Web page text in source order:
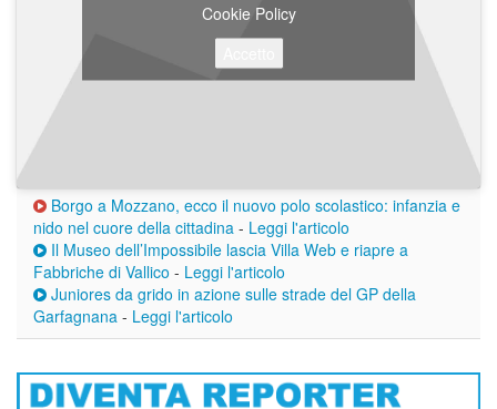
Cookie Policy
Borgo a Mozzano, ecco il nuovo polo scolastico: infanzia e
nido nel cuore della cittadina - Leggi l'articolo
Il Museo dell’Impossibile lascia Villa Web e riapre a
Fabbriche di Vallico - Leggi l'articolo
Juniores da grido in azione sulle strade del GP della
Garfagnana - Leggi l'articolo